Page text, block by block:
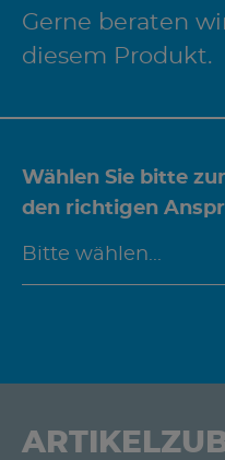
Gerne beraten
diesem Produkt.
Wählen Sie bitte
den richtigen